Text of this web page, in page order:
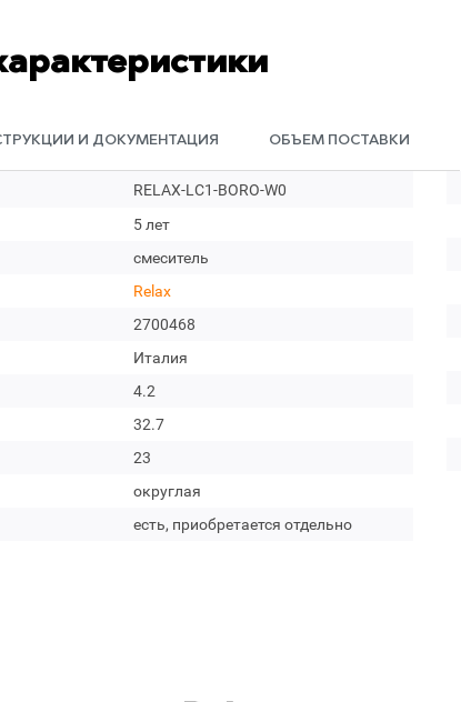
И ДОКУМЕНТАЦИЯ ОБЪЕМ ПОСТАВКИ
RELAX-LC1-BORO-W0
5 лет
смеситель
Relax
2700468
Италия
4.2
32.7
23
округлая
есть, приобретается отдельно